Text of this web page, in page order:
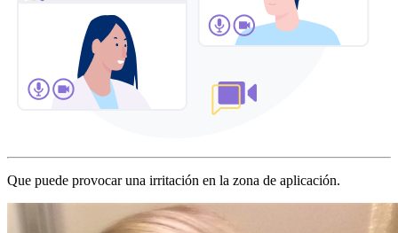
Que puede provocar una irritación en la zona de aplicación.